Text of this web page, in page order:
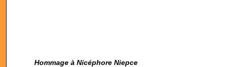
Hommage à Nicéphore Niepce